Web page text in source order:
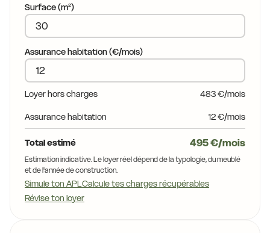
Surface (m²)
Assurance habitation (€/mois)
Loyer hors charges 483 €/mois
Assurance habitation 12 €/mois
Total estimé 495 €/mois
Estimation indicative. Le loyer réel dépend de la typologie, du meublé
et de l'année de construction.
Simule ton APLCalcule tes charges récupérables
Révise ton loyer